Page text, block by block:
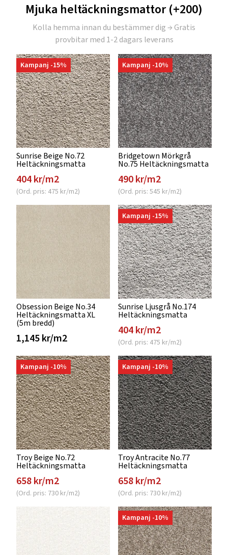
Mjuka heltäckningsmattor (+200)
Kolla hemma innan du bestämmer dig → Gratis
provbitar med 1-2 dagars leverans
Kampanj -15%
Sunrise Beige No.72
Heltäckningsmatta
404 kr/m2
(Ord. pris: 475 kr/m2)
Kampanj -10%
Bridgetown Mörkgrå
No.75 Heltäckningsmatta
490 kr/m2
(Ord. pris: 545 kr/m2)
Obsession Beige No.34
Heltäckningsmatta XL
(5m bredd)
1,145 kr/m2
Kampanj -15%
Sunrise Ljusgrå No.174
Heltäckningsmatta
404 kr/m2
(Ord. pris: 475 kr/m2)
Kampanj -10%
Troy Beige No.72
Heltäckningsmatta
658 kr/m2
(Ord. pris: 730 kr/m2)
Kampanj -10%
Troy Antracite No.77
Heltäckningsmatta
658 kr/m2
(Ord. pris: 730 kr/m2)
Kampanj -10%